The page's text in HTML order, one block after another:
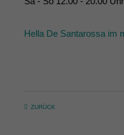
Hella De Santarossa im
ZURÜCK